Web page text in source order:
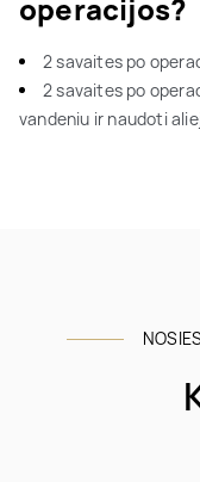
operacijos?
2 savaites po
2 savaites po
vandeniu ir naudoti